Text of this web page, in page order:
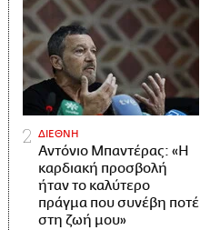
ΔΙΕΘΝΗ
Αντόνιο Μπαντέρας: «Η
καρδιακή προσβολή
ήταν το καλύτερο
πράγμα που συνέβη ποτέ
στη ζωή μου»